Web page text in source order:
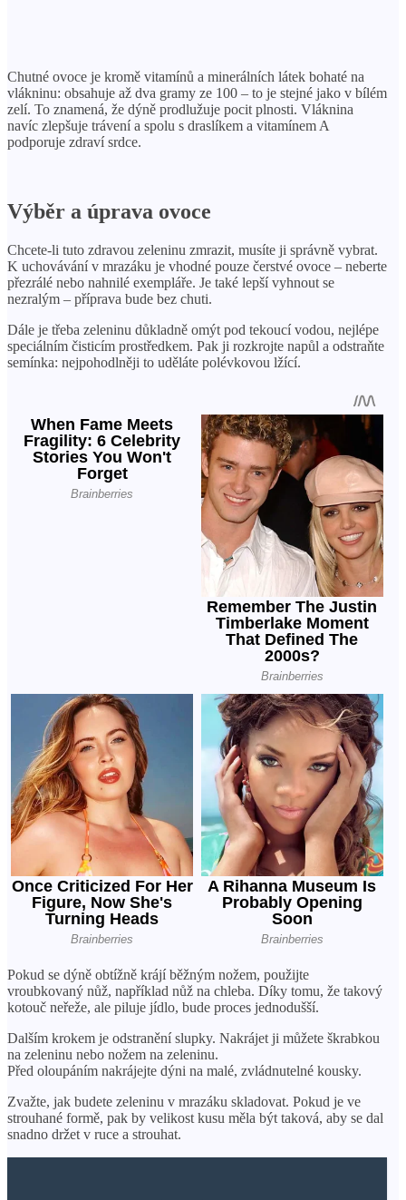
Chutné ovoce je kromě vitamínů a minerálních látek bohaté na
vlákninu: obsahuje až dva gramy ze 100 – to je stejné jako v bílém
zelí. To znamená, že dýně prodlužuje pocit plnosti. Vláknina
navíc zlepšuje trávení a spolu s draslíkem a vitamínem A
podporuje zdraví srdce.
Výběr a úprava ovoce
Chcete-li tuto zdravou zeleninu zmrazit, musíte ji správně vybrat.
K uchovávání v mrazáku je vhodné pouze čerstvé ovoce – neberte
přezrálé nebo nahnilé exempláře. Je také lepší vyhnout se
nezralým – příprava bude bez chuti.
Dále je třeba zeleninu důkladně omýt pod tekoucí vodou, nejlépe
speciálním čisticím prostředkem. Pak ji rozkrojte napůl a odstraňte
semínka: nejpohodlněji to uděláte polévkovou lžící.
Pokud se dýně obtížně krájí běžným nožem, použijte
vroubkovaný nůž, například nůž na chleba. Díky tomu, že takový
kotouč neřeže, ale piluje jídlo, bude proces jednodušší.
Dalším krokem je odstranění slupky. Nakrájet ji můžete škrabkou
na zeleninu nebo nožem na zeleninu.
Před oloupáním nakrájejte dýni na malé, zvládnutelné kousky.
Zvažte, jak budete zeleninu v mrazáku skladovat. Pokud je ve
strouhané formě, pak by velikost kusu měla být taková, aby se dal
snadno držet v ruce a strouhat.